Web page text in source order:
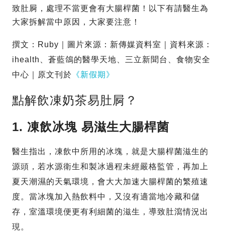
致肚屙，處理不當更會有大腸桿菌！以下有請醫生為
大家拆解當中原因，大家要注意！
撰文：Ruby｜圖片來源：新傳媒資料室｜資料來源：
ihealth、蒼藍鴿的醫學天地、三立新聞台、食物安全
中心｜原文刊於 《新假期》
點解飲凍奶茶易肚屙？
1. 凍飲冰塊 易滋生大腸桿菌
醫生指出，凍飲中所用的冰塊，就是大腸桿菌滋生的
源頭，若水源衛生和製冰過程未經嚴格監管，再加上
夏天潮濕的天氣環境，會大大加速大腸桿菌的繁殖速
度。當冰塊加入熱飲料中，又沒有適當地冷藏和儲
存，室溫環境便更有利細菌的滋生，導致肚瀉情況出
現。